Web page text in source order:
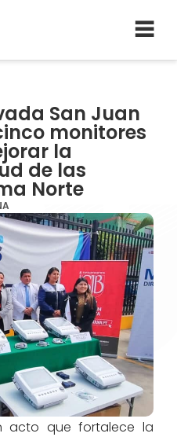
San Juan
monitores
la
de las
Norte
acto que fortalece la